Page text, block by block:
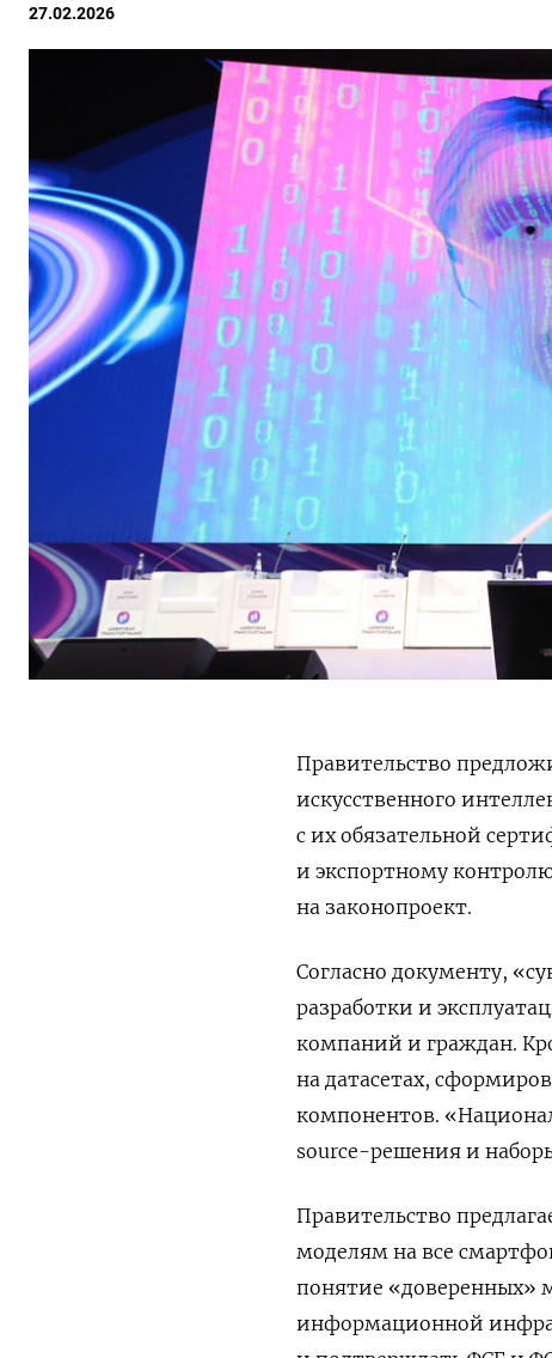
27.02.2026
Правительство
искусственного
с их обязательной
и экспортному
на законопроект.
Согласно документу,
разработки и
компаний и граждан.
на датасетах,
компонентов.
source-решения и
Правительство
моделям на все
понятие «доверенных»
информационной